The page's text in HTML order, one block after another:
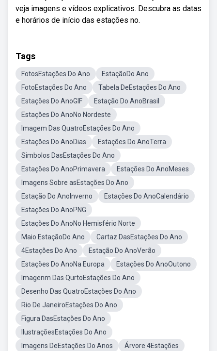
veja imagens e vídeos explicativos. Descubra as datas
e horários de início das estações no.
Tags
FotosEstações Do Ano
EstaçãoDo Ano
FotoEstações Do Ano
Tabela DeEstações Do Ano
Estações Do AnoGIF
Estação Do AnoBrasil
Estações Do AnoNo Nordeste
Imagem Das QuatroEstações Do Ano
Estações Do AnoDias
Estações Do AnoTerra
Simbolos DasEstações Do Ano
Estações Do AnoPrimavera
Estações Do AnoMeses
Imagens Sobre asEstações Do Ano
Estação Do AnoInverno
Estações Do AnoCalendário
Estações Do AnoPNG
Estações Do AnoNo Hemisfério Norte
Maio EstaçãoDo Ano
Cartaz DasEstações Do Ano
4Estações Do Ano
Estação Do AnoVerão
Estações Do AnoNa Europa
Estações Do AnoOutono
Imagenm Das QurtoEstações Do Ano
Desenho Das QuatroEstações Do Ano
Rio De JaneiroEstações Do Ano
Figura DasEstações Do Ano
IlustraçõesEstações Do Ano
Imagens DeEstações Do Anos
Árvore 4Estações